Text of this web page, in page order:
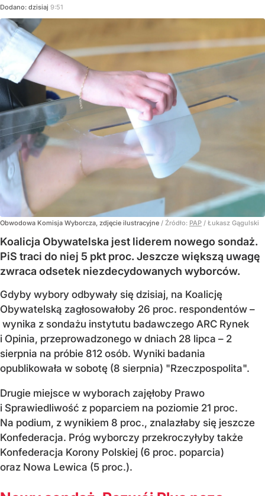
Dodano: dzisiaj 9:51
Obwodowa Komisja Wyborcza, zdjęcie ilustracyjne / Źródło: PAP / Łukasz Gągulski
Koalicja Obywatelska jest liderem nowego sondaż.
PiS traci do niej 5 pkt proc. Jeszcze większą uwagę
zwraca odsetek niezdecydowanych wyborców.
Gdyby wybory odbywały się dzisiaj, na Koalicję
Obywatelską zagłosowałoby 26 proc. respondentów –
wynika z sondażu instytutu badawczego ARC Rynek
i Opinia, przeprowadzonego w dniach 28 lipca – 2
sierpnia na próbie 812 osób. Wyniki badania
opublikowała w sobotę (8 sierpnia) "Rzeczpospolita".
Drugie miejsce w wyborach zajęłoby Prawo
i Sprawiedliwość z poparciem na poziomie 21 proc.
Na podium, z wynikiem 8 proc., znalazłaby się jeszcze
Konfederacja. Próg wyborczy przekroczyłyby także
Konfederacja Korony Polskiej (6 proc. poparcia)
oraz Nowa Lewica (5 proc.).